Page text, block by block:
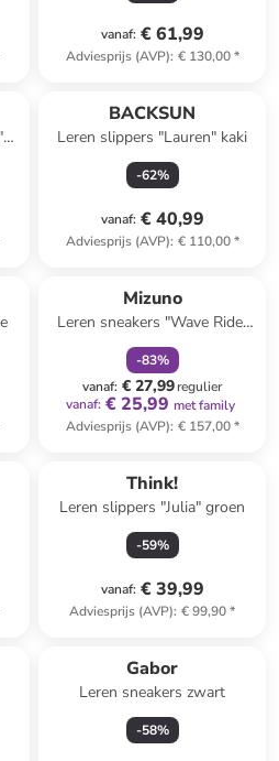
vanaf: € 61,99
Adviesprijs (AVP): € 130,00*
BACKSUN
Leren slippers "Lauren" kaki
-62%
vanaf: € 40,99
Adviesprijs (AVP): € 110,00*
Mizuno
Leren sneakers "Wave Rider
B" beige
-83%
vanaf: € 27,99regulier
vanaf: € 25,99 met family
Adviesprijs (AVP): € 157,00*
Think!
Leren slippers "Julia" groen
-59%
vanaf: € 39,99
Adviesprijs (AVP): € 99,90*
Gabor
Leren sneakers zwart
-58%